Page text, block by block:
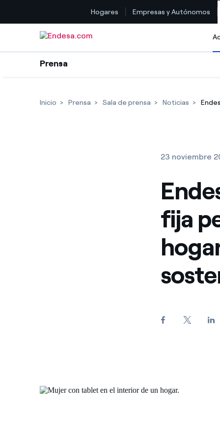
Hogares Empresas y Autónomos
Prensa
Inicio Prensa Sala de prensa Noticias
23 noviembre
fija